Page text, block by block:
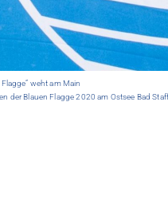
weht am Main
Blauen Flagge 2020 am Ostsee Bad